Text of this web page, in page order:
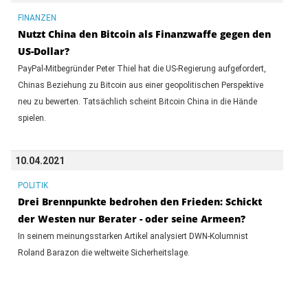
FINANZEN
Nutzt China den Bitcoin als Finanzwaffe gegen den
US-Dollar?
PayPal-Mitbegründer Peter Thiel hat die US-Regierung aufgefordert,
Chinas Beziehung zu Bitcoin aus einer geopolitischen Perspektive
neu zu bewerten. Tatsächlich scheint Bitcoin China in die Hände
spielen.
10.04.2021
POLITIK
Drei Brennpunkte bedrohen den Frieden: Schickt
der Westen nur Berater - oder seine Armeen?
In seinem meinungsstarken Artikel analysiert DWN-Kolumnist
Roland Barazon die weltweite Sicherheitslage.